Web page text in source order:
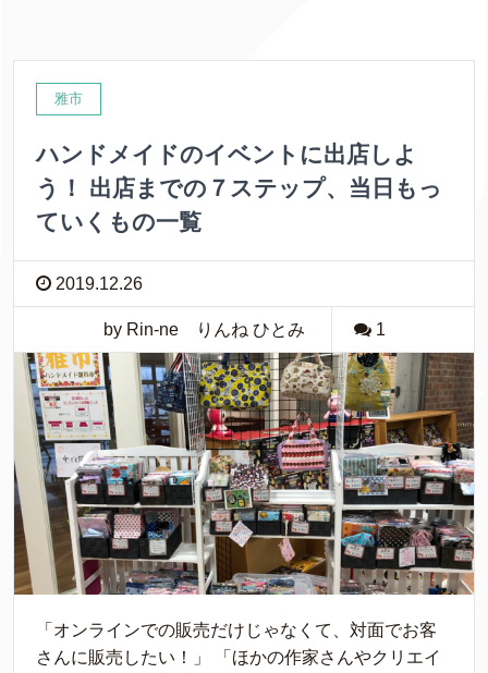
雅市
ハンドメイドのイベントに出店しよ
う！ 出店までの７ステップ、当日もっ
ていくもの一覧
2019.12.26
by Rin-ne りんね ひとみ 1
「オンラインでの販売だけじゃなくて、対面でお客
さんに販売したい！」 「ほかの作家さんやクリエイ